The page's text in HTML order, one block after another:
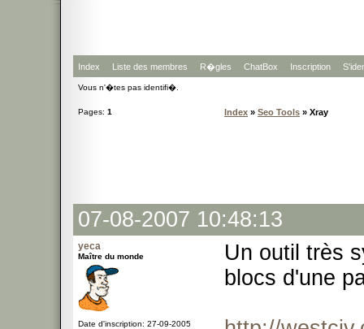
Index Liste des membres R�gles ChatBox Inscription
Vous n'�tes pas identifi�.
Pages: 1 Index » Seo Tools » Xray
07-08-2007 10:48:13
yeca
Maître du monde
Date d'inscription: 27-09-2005
Un outil très
blocs d'une